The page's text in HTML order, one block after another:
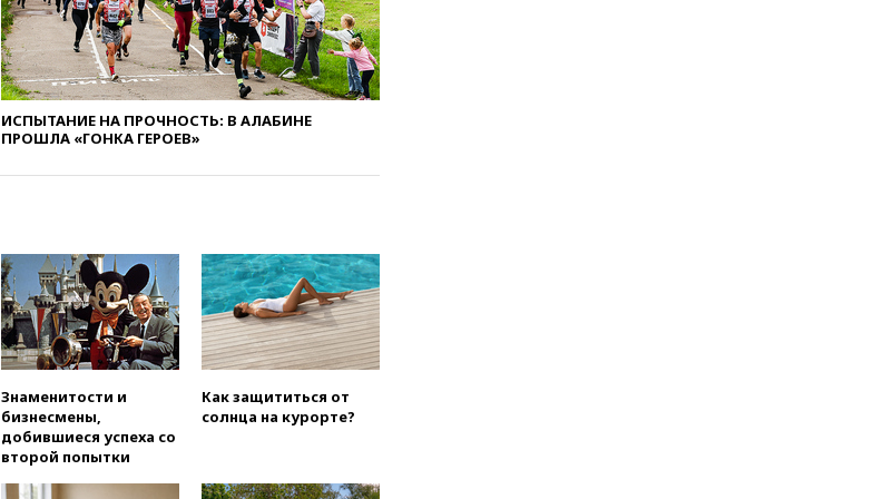
17:17Власти РФ помогут
пострадавшему от атак на
склады Wildberries бизнесу
16:55Экс-директору Popcorn
Books запросили четыре года
условно
16:46ЦБ: международные
6,8 млрд рублей
16:16
The Guardian: ученые
США создали
гипоаллергенных собак
15:45
Спутник «Электро-Л» №
5 введен в эксплуатацию
Два человека погибли
ИСПЫТАНИЕ НА ПРОЧНОСТЬ: В АЛАБИНЕ
ПРОШЛА «ГОНКА ГЕРОЕВ»
Знаменитости и
бизнесмены,
добившиеся успеха со
второй попытки
Как защититься от
солнца на курорте?